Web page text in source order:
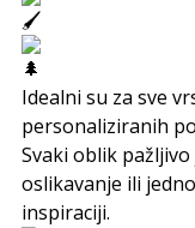
Idealni su za sve
personaliziranih
Svaki oblik
oslikavanje ili
inspiraciji.